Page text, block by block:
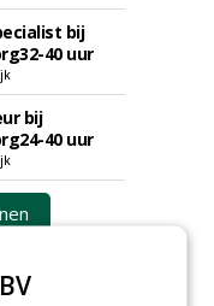
bij
40 uur
bij
40 uur